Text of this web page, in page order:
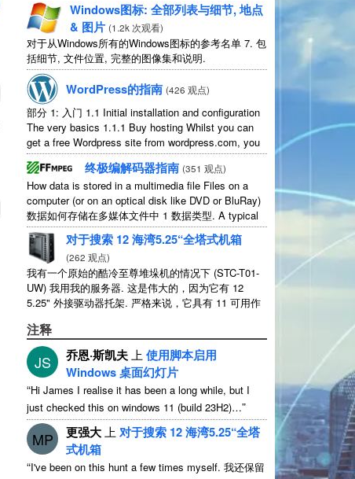
Windows图标: 全部列表与细节, 地点
& 图片 (1.2k 次观看)
对于从Windows所有的Windows图标的参考名单 7. 包
括细节, 文件位置, 完整的图像集和说明.
WordPress的指南 (426 观点)
部分 1: 入门 1.1 Initial installation and configuration
The very basics 1.1.1 Buy hosting Whilst you can
get a free Wordpress site from wordpress.com,you
lose some control and you have to serve their...
终极编解码器指南 (351 观点)
How data is stored in a multimedia file Files on a
computer(or on an optical disk like DVD or BluRay)
数据如何存储在多媒体文件中 1 数据类型.A typical
movie will include...
对于搜索 12 海湾5.25“全塔式机箱
(262 观点)
我有一个原始的酷冷至尊堆垛机的情况下 (STC-T01-
UW) 我用我的服务器. 这是伟大的，因为它有 12
5.25" 外接驱动器托架. 严格来说，它具有 11 可用作
注释
JS 乔恩·斯凯夫 上使用脚本启用
Windows 桌面幻灯片
“Hi James I realise it has been a long while,but I
just checked this on windows 11 (build 23H2)…”
MP 更强大 上 对于搜索 12 海湾5.25“全塔
式机箱
“I've been on this hunt a few times myself. 我还保留